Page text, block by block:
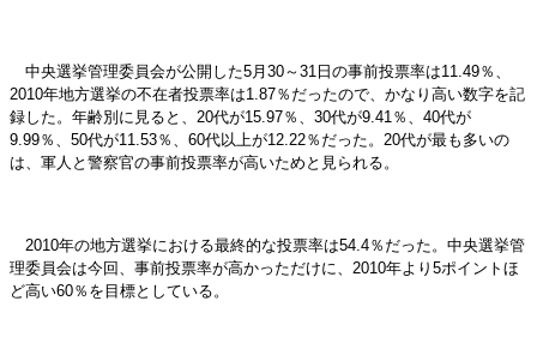
中央選挙管理委員会が公開した5月30～31日の事前投票率は11.49％、
2010年地方選挙の不在者投票率は1.87％だったので、かなり高い数字を記
録した。年齢別に見ると、20代が15.97％、30代が9.41％、40代が
9.99％、50代が11.53％、60代以上が12.22％だった。20代が最も多いの
は、軍人と警察官の事前投票率が高いためと見られる。
2010年の地方選挙における最終的な投票率は54.4％だった。中央選挙管
理委員会は今回、事前投票率が高かっただけに、2010年より5ポイントほ
ど高い60％を目標としている。